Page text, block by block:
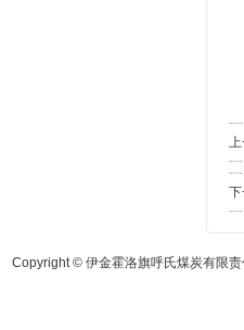
上
下
Copyright © 伊金霍洛旗呼氏煤炭有限